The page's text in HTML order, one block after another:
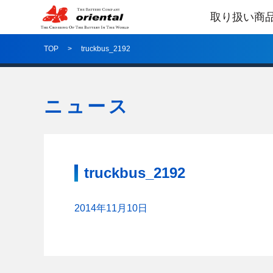
取り扱い商
TOP truckbus_2192
ニュース
truckbus_2192
2014年11月10日